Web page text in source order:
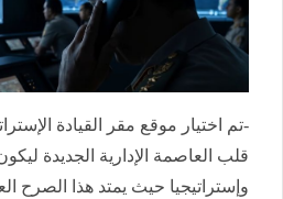
-تم اختيار موقع مقر القيادة
قلب العاصمة الإدارية الجديدة
وإستراتيجيا حيث يمتد هذا الصرح